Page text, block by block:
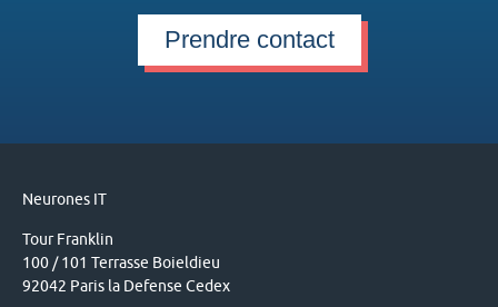
Prendre contact
Neurones IT
Tour Franklin
100 / 101 Terrasse Boieldieu
92042 Paris la Defense Cedex